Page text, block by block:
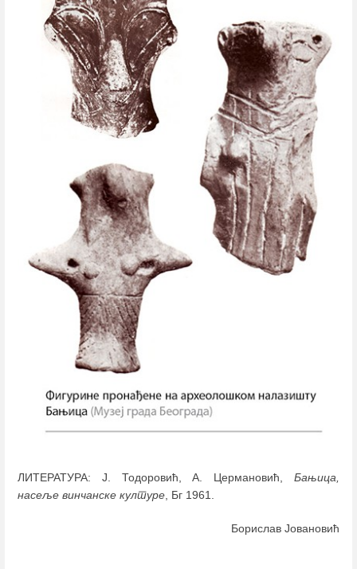
ЛИТЕРАТУРА: Ј. Тодоровић, А. Цермановић, Бањица,
насеље винчанске културе, Бг 1961.
Борислав Јовановић